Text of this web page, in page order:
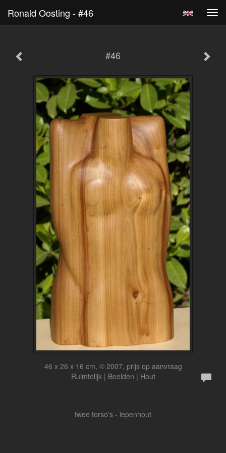
Ronald Oosting - #46
#46
46 x 26 x 16 cm, © 2007, prijs op aanvraag
Ruimtelijk | Beelden | Hout
twee torso's - iepenhout